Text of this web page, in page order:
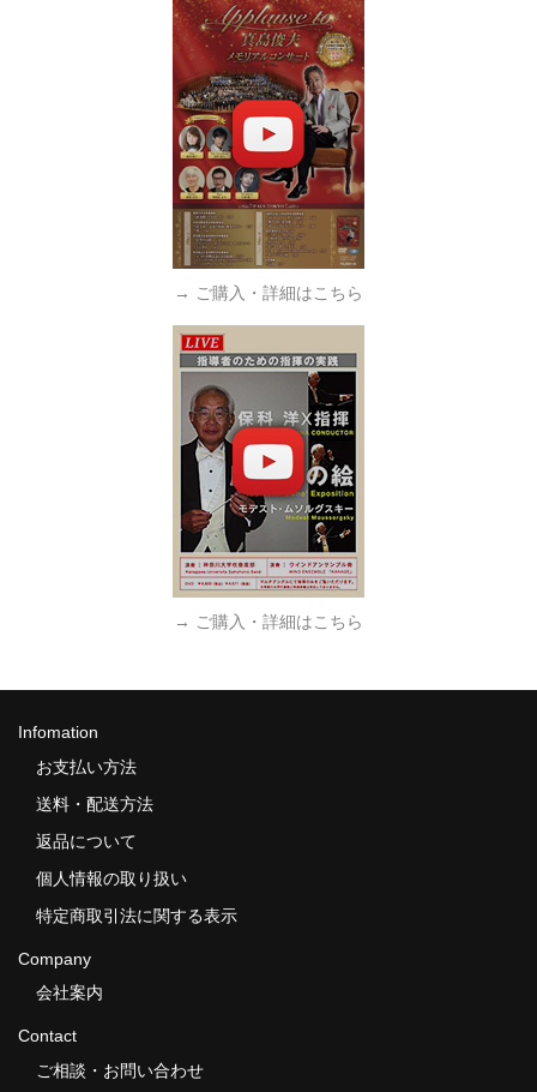
→ ご購入・詳細はこちら
→ ご購入・詳細はこちら
Infomation
お支払い方法
送料・配送方法
返品について
個人情報の取り扱い
特定商取引法に関する表示
Company
会社案内
Contact
ご相談・お問い合わせ